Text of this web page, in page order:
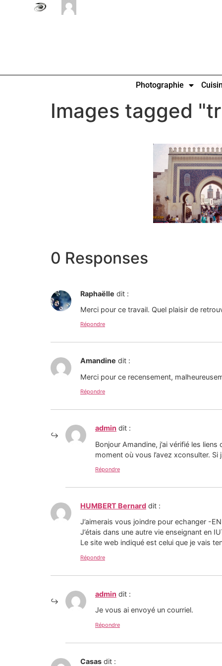
Photographie
Images tagged
0 Responses
Raphaëlle dit :
Merci pour ce travail. Quel plaisir de
Répondre
Amandine dit :
Merci pour ce recensement,
Répondre
admin dit :
Bonjour Amandine, j’ai vérifié les
moment où vous l’avez xconsulter.
Répondre
HUMBERT Bernard dit :
J’aimerais vous joindre pour echanger -
J’étais dans une autre vie enseignant en
Le site web indiqué est celui que je vais
Répondre
admin dit :
Je vous ai envoyé un courriel.
Répondre
Casas dit :